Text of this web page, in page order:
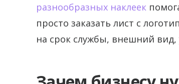
разнообразных наклеек
просто заказать лист с
на срок службы, внешний вид,